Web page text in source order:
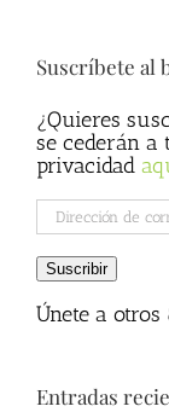
Suscríbete al
¿Quieres
se cederán a
privacidad
Dirección
de
correo
electrónico
Suscribir
Únete a otros
Entradas